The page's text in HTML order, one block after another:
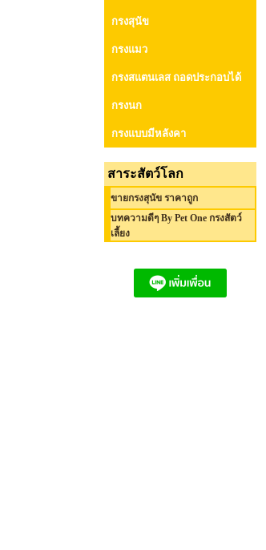
กรงสุนัข
กรงแมว
กรงสแตนเลส ถอดประกอบได้
กรงนก
กรงแบบมีหลังคา
สาระสัตว์โลก
ขายกรงสุนัข ราคาถูก
บทความดีๆ By Pet One กรงสัตว์
เลี้ยง